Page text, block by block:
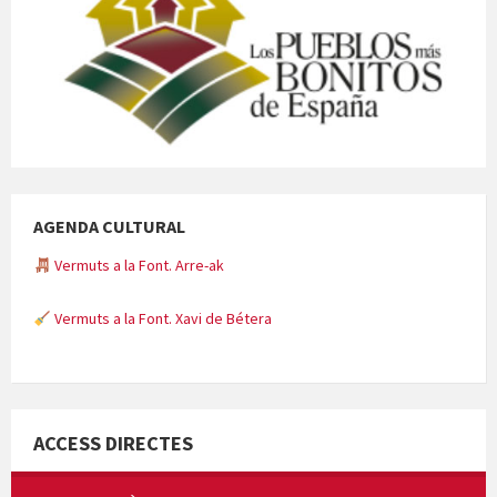
AGENDA CULTURAL
Vermuts a la Font. Arre-ak
Vermuts a la Font. Xavi de Bétera
ACCESS DIRECTES